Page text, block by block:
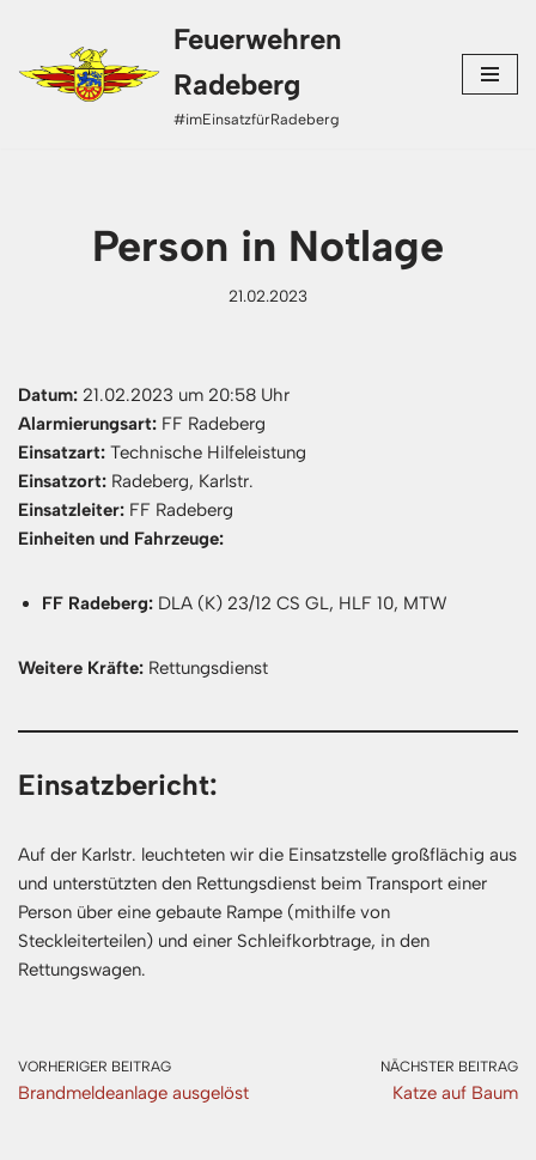
Zum
Inhalt
Feuerwehren
Radeberg
#imEinsatzfürRadeberg
Person in Notlage
21.02.2023
Datum: 21.02.2023 um 20:58 Uhr
Alarmierungsart: FF Radeberg
Einsatzart: Technische Hilfeleistung
Einsatzort: Radeberg, Karlstr.
Einsatzleiter: FF Radeberg
Einheiten und Fahrzeuge:
FF Radeberg: DLA (K) 23/12 CS GL, HLF 10, MTW
Weitere Kräfte: Rettungsdienst
Einsatzbericht:
Auf der Karlstr. leuchteten wir die Einsatzstelle großflächig aus
und unterstützten den Rettungsdienst beim Transport einer
Person über eine gebaute Rampe (mithilfe von
Steckleiterteilen) und einer Schleifkorbtrage, in den
Rettungswagen.
VORHERIGER BEITRAG
Brandmeldeanlage ausgelöst
NÄCHSTER BEITRAG
Katze auf Baum